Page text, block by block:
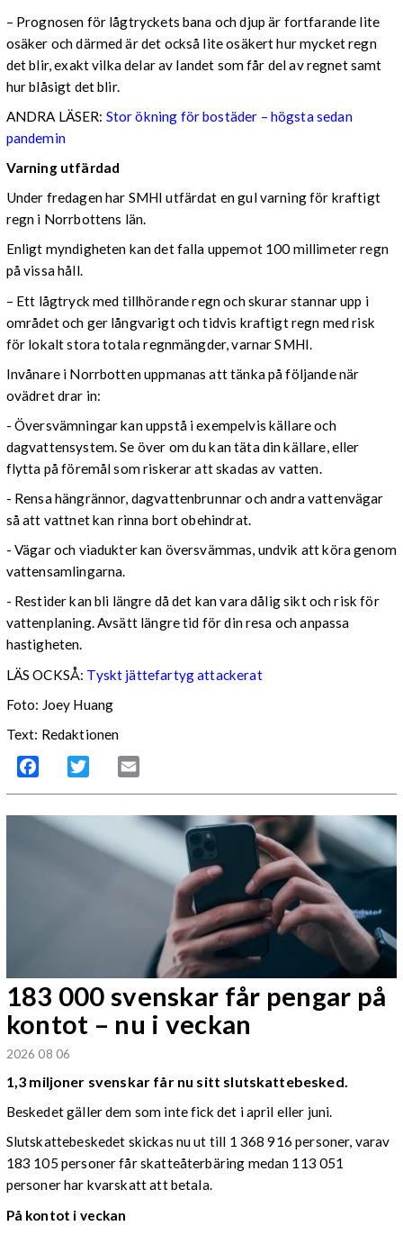
– Prognosen för lågtryckets bana och djup är fortfarande lite
osäker och därmed är det också lite osäkert hur mycket regn
det blir, exakt vilka delar av landet som får del av regnet samt
hur blåsigt det blir.
ANDRA LÄSER: Stor ökning för bostäder – högsta sedan
pandemin
Varning utfärdad
Under fredagen har SMHI utfärdat en gul varning för kraftigt
regn i Norrbottens län.
Enligt myndigheten kan det falla uppemot 100 millimeter regn
på vissa håll.
– Ett lågtryck med tillhörande regn och skurar stannar upp i
området och ger långvarigt och tidvis kraftigt regn med risk
för lokalt stora totala regnmängder, varnar SMHI.
Invånare i Norrbotten uppmanas att tänka på följande när
ovädret drar in:
- Översvämningar kan uppstå i exempelvis källare och
dagvattensystem. Se över om du kan täta din källare, eller
flytta på föremål som riskerar att skadas av vatten.
- Rensa hängrännor, dagvattenbrunnar och andra vattenvägar
så att vattnet kan rinna bort obehindrat.
- Vägar och viadukter kan översvämmas, undvik att köra genom
vattensamlingarna.
- Restider kan bli längre då det kan vara dålig sikt och risk för
vattenplaning. Avsätt längre tid för din resa och anpassa
hastigheten.
LÄS OCKSÅ: Tyskt jättefartyg attackerat
Foto: Joey Huang
Text: Redaktionen
Facebook Twitter
183 000 svenskar får pengar på
kontot – nu i veckan
2026 08 06
1,3 miljoner svenskar får nu sitt slutskattebesked.
Beskedet gäller dem som inte fick det i april eller juni.
Slutskattebeskedet skickas nu ut till 1 368 916 personer, varav
183 105 personer får skatteåterbäring medan 113 051
personer har kvarskatt att betala.
På kontot i veckan